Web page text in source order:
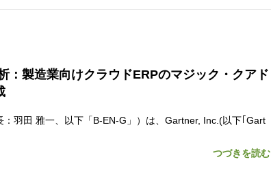
製造業向けクラウドERPのマジック・クアド
羽田 雅一、以下「B-EN-G」）は、Gartner, Inc.(以下｢Gart
つづきを読む